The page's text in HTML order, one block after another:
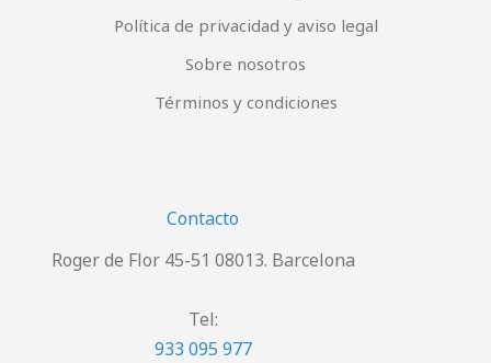
Política de privacidad y aviso legal
Sobre nosotros
Términos y condiciones
Contacto
Roger de Flor 45-51 08013. Barcelona
Tel:
933 095 977